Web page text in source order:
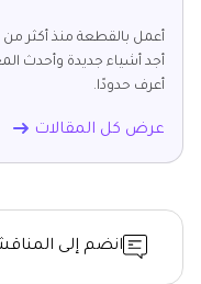
أعمل بالقطعة منذ أكثر
أجد أشياء جديدة وأحدث
أعرف حدودًا.
عرض كل المقالات
انضم إلى